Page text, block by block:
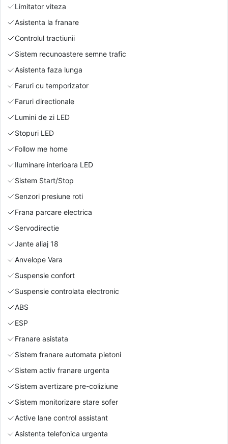
Limitator viteza
Asistenta la franare
Controlul tractiunii
Sistem recunoastere semne trafic
Asistenta faza lunga
Faruri cu temporizator
Faruri directionale
Lumini de zi LED
Stopuri LED
Follow me home
Iluminare interioara LED
Sistem Start/Stop
Senzori presiune roti
Frana parcare electrica
Servodirectie
Jante aliaj 18
Anvelope Vara
Suspensie confort
Suspensie controlata electronic
ABS
ESP
Franare asistata
Sistem franare automata pietoni
Sistem activ franare urgenta
Sistem avertizare pre-coliziune
Sistem monitorizare stare sofer
Active lane control assistant
Asistenta telefonica urgenta